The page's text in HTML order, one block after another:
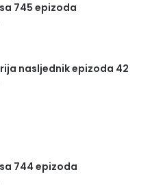
745 epizoda
nasljednik epizoda 42
744 epizoda